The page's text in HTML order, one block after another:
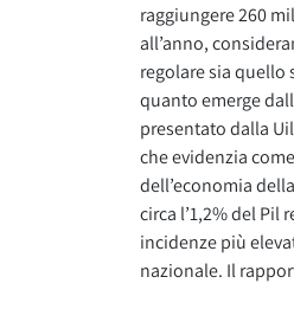
raggiungere 260
all’anno,
regolare sia quello
quanto emerge
presentato dalla
che evidenzia
dell’economia
circa l’1,2% del Pil
incidenze più
nazionale. Il